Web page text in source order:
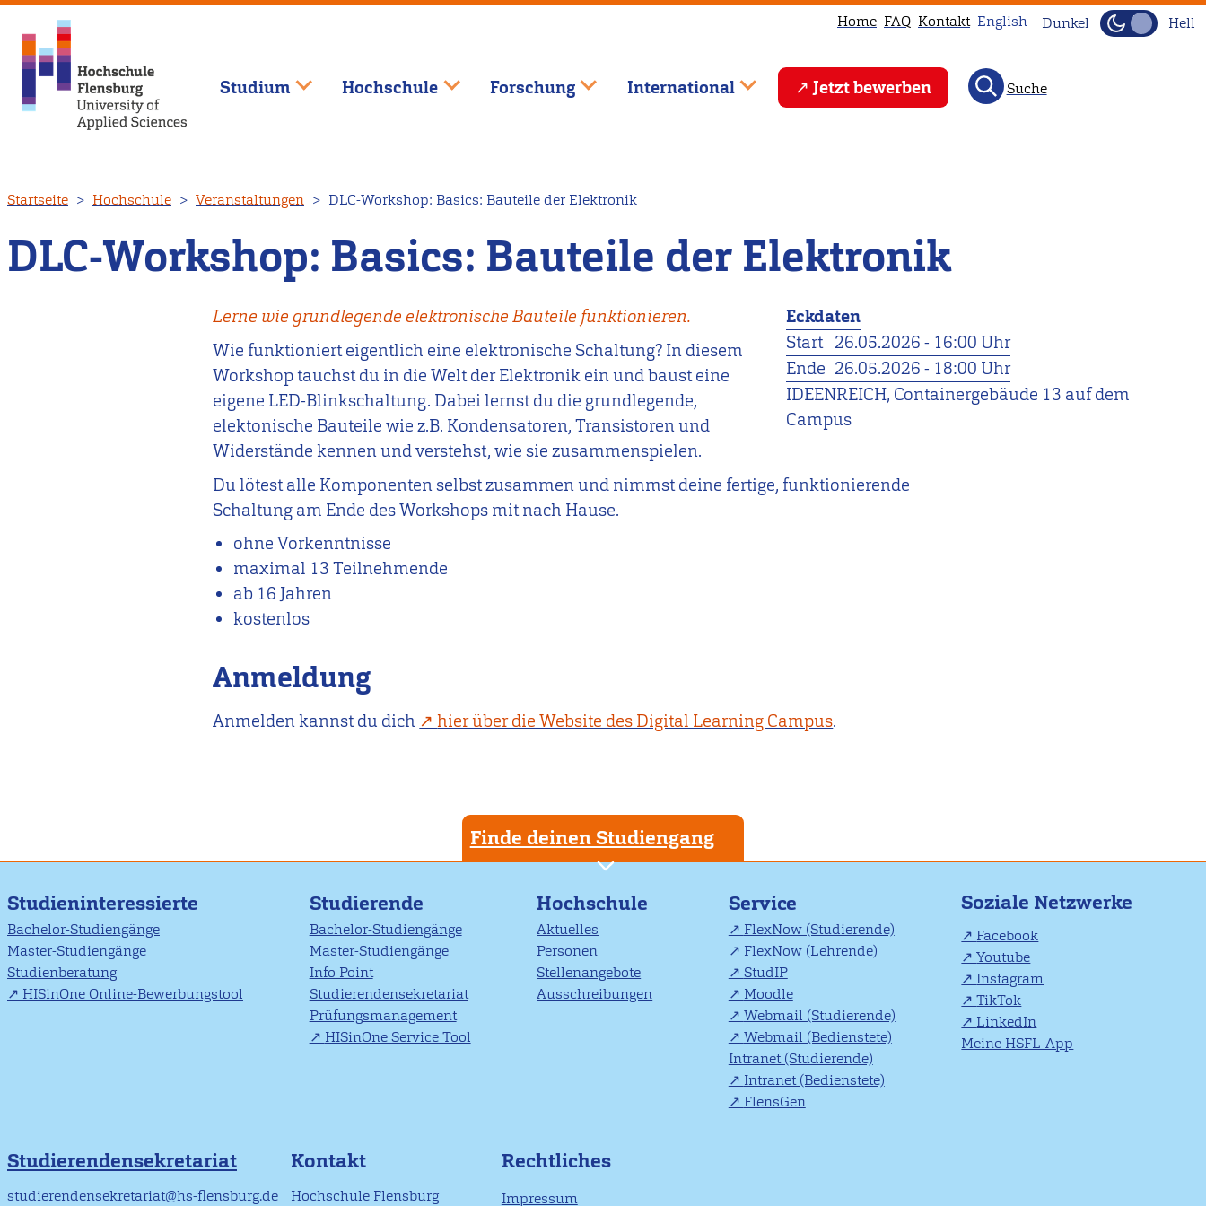
zum
Inhalt
Home FAQ Kontakt
This
page
main
page
instead.
English Dunkel Hell
Studium Hochschule Forschung International Jetzt bewerben Suche
Startseite Hochschule Veranstaltungen DLC-Workshop: Basics: Bauteile der Elektronik
DLC-Workshop: Basics: Bauteile der Elektronik
Eckdaten
Start 26.05.2026 - 16:00 Uhr
Ende 26.05.2026 - 18:00 Uhr
IDEENREICH, Containergebäude 13 auf dem
Campus
Lerne wie grundlegende elektronische Bauteile funktionieren.
Wie funktioniert eigentlich eine elektronische Schaltung? In diesem
Workshop tauchst du in die Welt der Elektronik ein und baust eine
eigene LED-Blinkschaltung. Dabei lernst du die grundlegende,
elektonische Bauteile wie z.B. Kondensatoren, Transistoren und
Widerstände kennen und verstehst, wie sie zusammenspielen.
Du lötest alle Komponenten selbst zusammen und nimmst deine fertige, funktionierende
Schaltung am Ende des Workshops mit nach Hause.
ohne Vorkenntnisse
maximal 13 Teilnehmende
ab 16 Jahren
kostenlos
Anmeldung
Anmelden kannst du dich hier über die Website des Digital Learning Campus.
Finde deinen Studiengang
Studieninteressierte
Bachelor-Studiengänge
Master-Studiengänge
Studienberatung
HISinOne Online-Bewerbungstool
Studierende
Bachelor-Studiengänge
Master-Studiengänge
Info Point
Studierendensekretariat
Prüfungsmanagement
HISinOne Service Tool
Hochschule
Aktuelles
Personen
Stellenangebote
Ausschreibungen
Service
FlexNow (Studierende)
FlexNow (Lehrende)
StudIP
Moodle
Webmail (Studierende)
Webmail (Bedienstete)
Intranet (Studierende)
Intranet (Bedienstete)
FlensGen
Soziale Netzwerke
Facebook
Youtube
Instagram
TikTok
LinkedIn
Meine HSFL-App
Studierendensekretariat
studierendensekretariat@hs-flensburg.de
Kontakt
Hochschule Flensburg
Rechtliches
Impressum